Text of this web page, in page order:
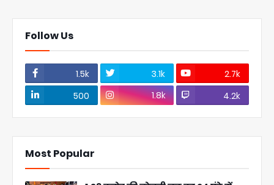
Follow Us
1.5k 3.1k
2.7k
500
1.8k 4.2k
Most Popular